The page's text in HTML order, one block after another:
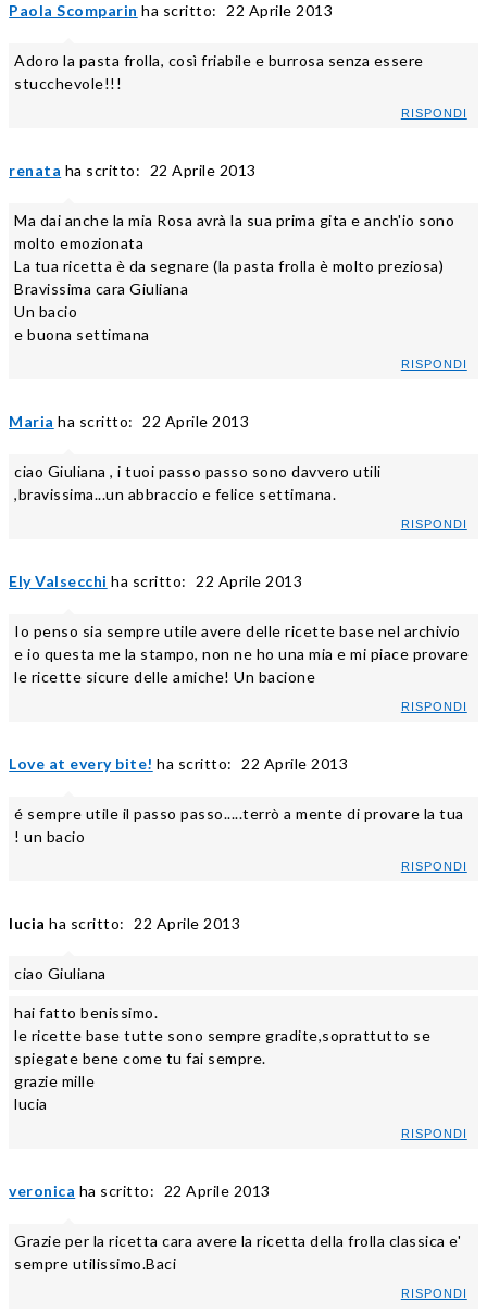
Paola Scomparin ha scritto: 22 Aprile 2013
Adoro la pasta frolla, così friabile e burrosa senza essere
stucchevole!!!
RISPONDI
renata ha scritto: 22 Aprile 2013
Ma dai anche la mia Rosa avrà la sua prima gita e anch'io sono
molto emozionata
La tua ricetta è da segnare (la pasta frolla è molto preziosa)
Bravissima cara Giuliana
Un bacio
e buona settimana
RISPONDI
Maria ha scritto: 22 Aprile 2013
ciao Giuliana , i tuoi passo passo sono davvero utili
,bravissima...un abbraccio e felice settimana.
RISPONDI
Ely Valsecchi ha scritto: 22 Aprile 2013
Io penso sia sempre utile avere delle ricette base nel archivio
e io questa me la stampo, non ne ho una mia e mi piace provare
le ricette sicure delle amiche! Un bacione
RISPONDI
Love at every bite! ha scritto: 22 Aprile 2013
é sempre utile il passo passo.....terrò a mente di provare la tua
! un bacio
RISPONDI
lucia ha scritto: 22 Aprile 2013
ciao Giuliana
hai fatto benissimo.
le ricette base tutte sono sempre gradite,soprattutto se
spiegate bene come tu fai sempre.
grazie mille
lucia
RISPONDI
veronica ha scritto: 22 Aprile 2013
Grazie per la ricetta cara avere la ricetta della frolla classica e'
sempre utilissimo.Baci
RISPONDI